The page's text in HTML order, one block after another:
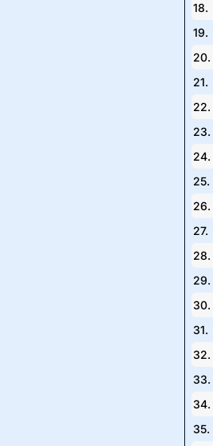
18.
19.
20.
21.
22.
23.
24.
25.
26.
27.
28.
29.
30.
31.
32.
33.
34.
35.